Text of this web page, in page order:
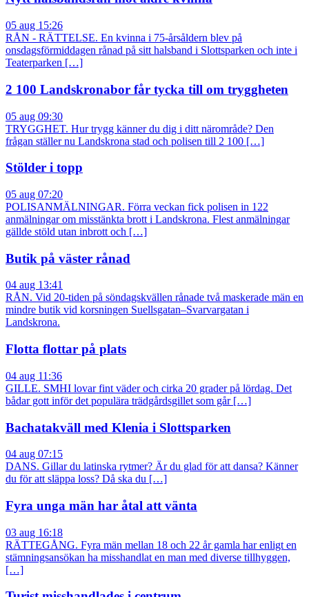
05 aug 15:26
RÅN - RÄTTELSE. En kvinna i 75-årsåldern blev på
onsdagsförmiddagen rånad på sitt halsband i Slottsparken och inte i
Teaterparken […]
2 100 Landskronabor får tycka till om tryggheten
05 aug 09:30
TRYGGHET. Hur trygg känner du dig i ditt närområde? Den
frågan ställer nu Landskrona stad och polisen till 2 100 […]
Stölder i topp
05 aug 07:20
POLISANMÄLNINGAR. Förra veckan fick polisen in 122
anmälningar om misstänkta brott i Landskrona. Flest anmälningar
gällde stöld utan inbrott och […]
Butik på väster rånad
04 aug 13:41
RÅN. Vid 20-tiden på söndagskvällen rånade två maskerade män en
mindre butik vid korsningen Suellsgatan–Svarvargatan i
Landskrona.
Flotta flottar på plats
04 aug 11:36
GILLE. SMHI lovar fint väder och cirka 20 grader på lördag. Det
bådar gott inför det populära trädgårdsgillet som går […]
Bachatakväll med Klenia i Slottsparken
04 aug 07:15
DANS. Gillar du latinska rytmer? Är du glad för att dansa? Känner
du för att släppa loss? Då ska du […]
Fyra unga män har åtal att vänta
03 aug 16:18
RÄTTEGÅNG. Fyra män mellan 18 och 22 år gamla har enligt en
stämningsansökan ha misshandlat en man med diverse tillhyggen,
[…]